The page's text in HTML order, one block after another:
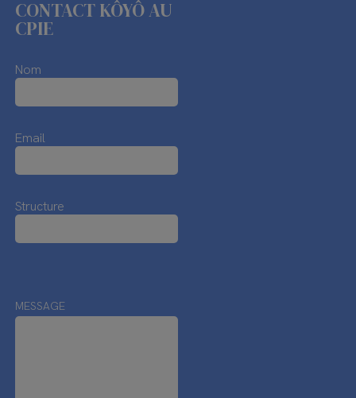
CONTACT KÔYÔ AU
CPIE
Nom
Email
Structure
MESSAGE